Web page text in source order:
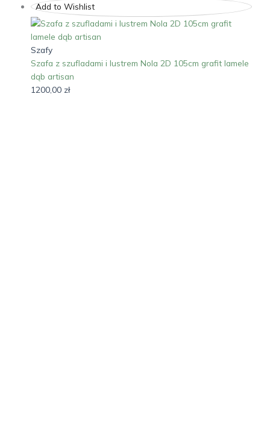
Add to Wishlist
Szafy
Szafa z szufladami i lustrem Nola 2D 105cm grafit lamele
dąb artisan
1200,00 zł